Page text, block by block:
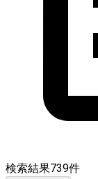
検索結果739件